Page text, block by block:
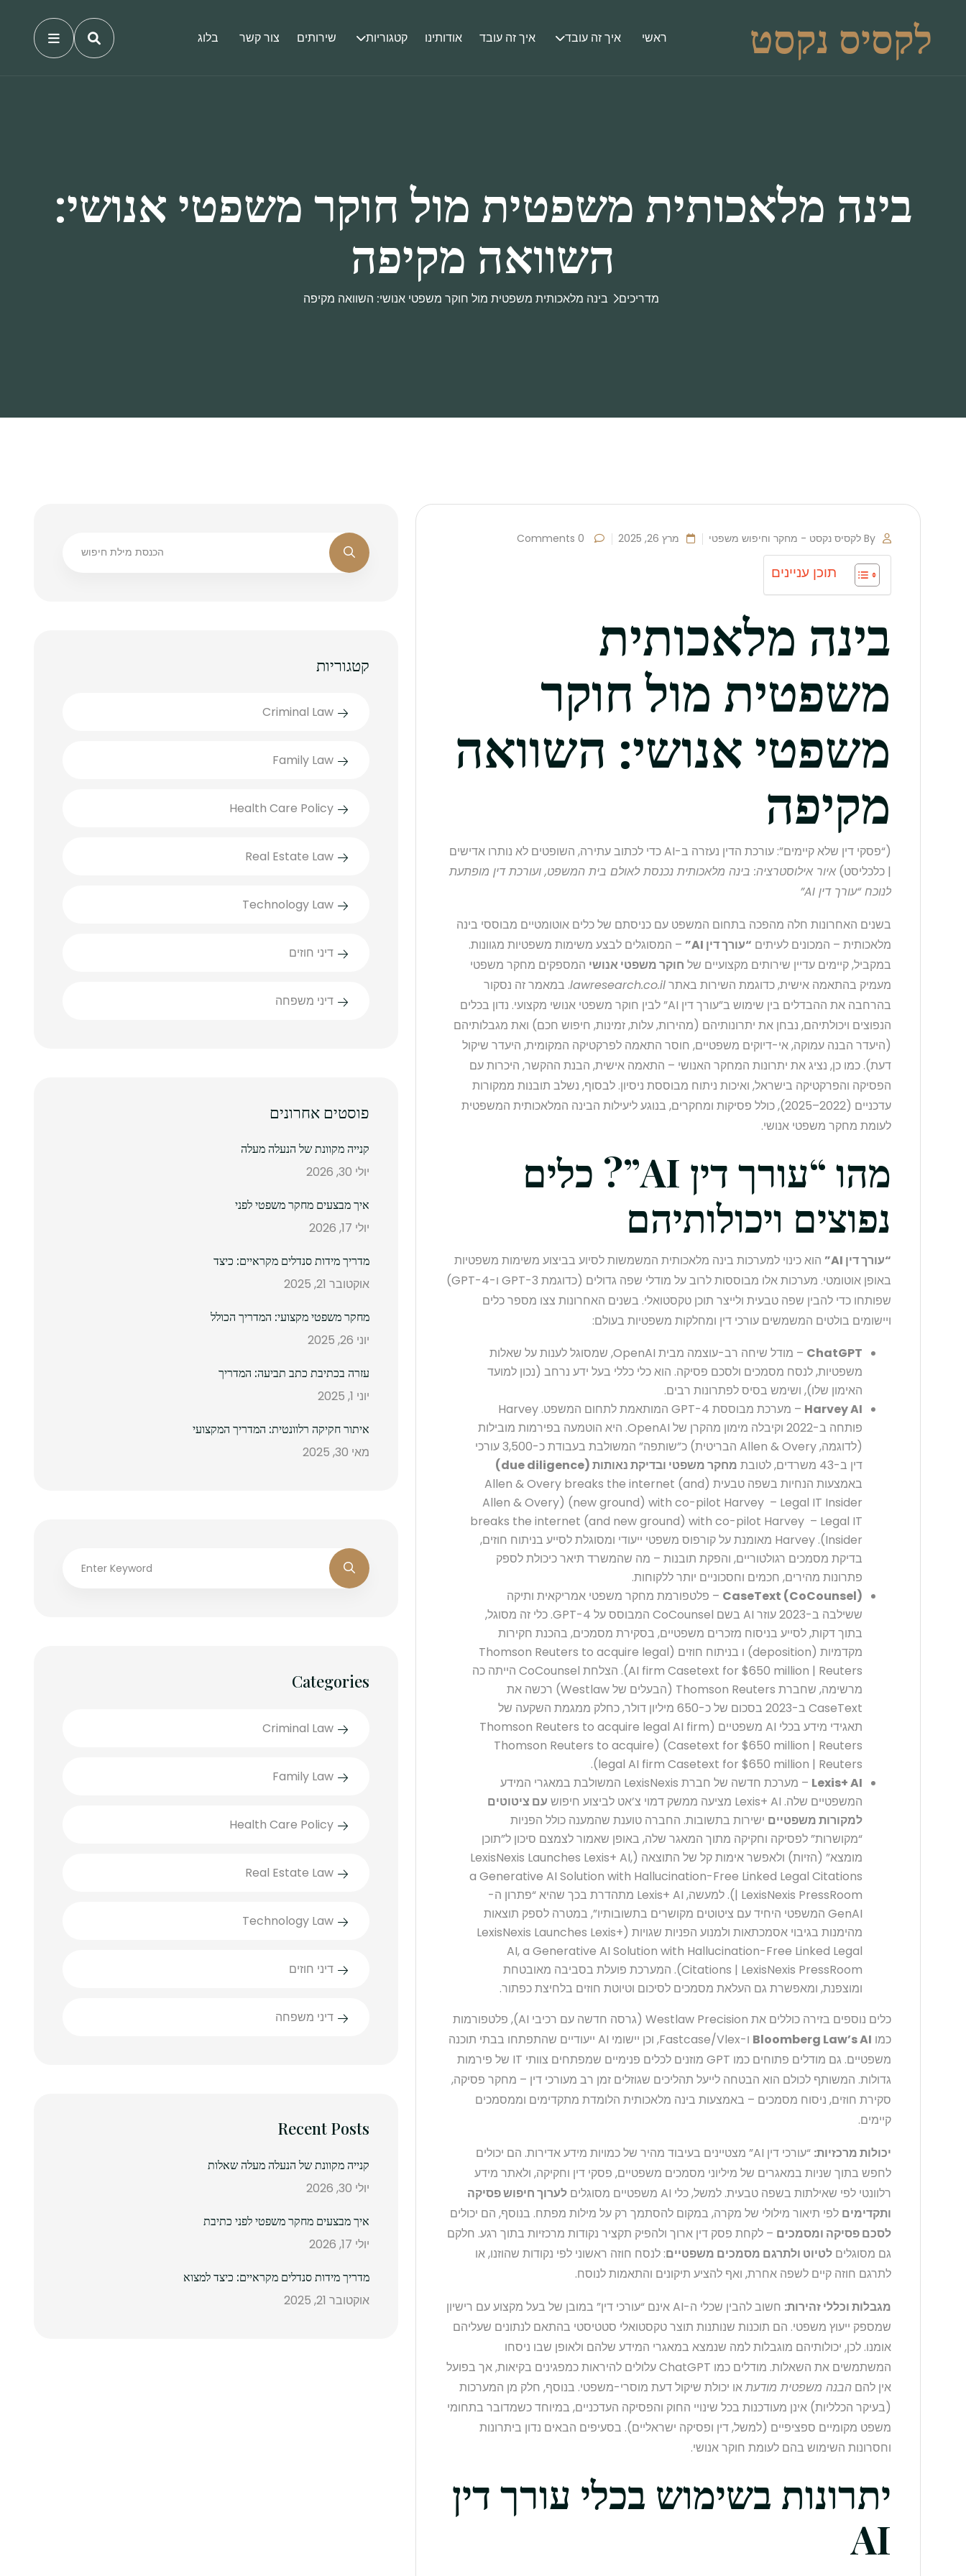
לקסיס נקסט ראשי איך זה עובד איך זה עובד אודותינו קטגוריות שירותים צור קשר בלוג
בינה מלאכותית משפטית מול חוקר משפטי אנושי:
השוואה מקיפה
מדריכים בינה מלאכותית משפטית מול חוקר משפטי אנושי: השוואה מקיפה
By לקסיס נקסט - מחקר וחיפוש משפטי מרץ 26, 2025
תוכן עניינים
בינה מלאכותית
משפטית מול חוקר
משפטי אנושי: השוואה
מקיפה
(“פסקי דין שלא קיימים”: עורכת הדין נעזרה ב-AI כדי לכתוב עתירה, השופטים לא נותרו אדישים
| כלכליסט) איור אילוסטרציה: בינה מלאכותית נכנסת לאולם בית המשפט, ועורכת דין מופתעת
לנוכח “עורך דין AI”
בשנים האחרונות חלה מהפכה בתחום המשפט עם כניסתם של כלים אוטומטיים מבוססי בינה
מלאכותית – המכונים לעיתים “עורך דין AI”
– המסוגלים לבצע משימות משפטיות מגוונות.
במקביל, קיימים עדיין שירותים מקצועיים של חוקר משפטי אנושי המספקים מחקר משפטי
מעמיק בהתאמה אישית, כדוגמת השירות באתרlawresearch.co.il. במאמר זה נסקור
בהרחבה את ההבדלים בין שימוש ב”עורך דין AI” לבין חוקר משפטי אנושי מקצועי. נדון בכלים
הנפוצים ויכולתיהם, נבחן את יתרונותיהם (מהירות, עלות, זמינות, חיפוש חכם) ואת מגבלותיהם
(היעדר הבנה עמוקה, אי-דיוקים משפטיים, חוסר התאמה לפרקטיקה המקומית, היעדר שיקול
דעת). כמו כן, נציג את יתרונות המחקר האנושי – התאמה אישית, הבנת ההקשר, היכרות עם
הפסיקה והפרקטיקה בישראל, ואיכות ניתוח מבוססת ניסיון. לבסוף, נשלב תובנות ממקורות
עדכניים (2022–2025), כולל פסיקות ומחקרים, בנוגע ליעילות הבינה המלאכותית המשפטית
לעומת מחקר משפטי אנושי.
מהו “עורך דין AI”? כלים
נפוצים ויכולותיהם
“עורך דין AI”
הוא כינוי למערכות בינה מלאכותית המשמשות לסיוע בביצוע משימות משפטיות
באופן אוטומטי. מערכות אלו מבוססות לרוב על מודלי שפה גדולים (כדוגמת GPT-3 ו-GPT-4)
שפותחו כדי להבין שפה טבעית ולייצר תוכן טקסטואלי. בשנים האחרונות צצו מספר כלים
ויישומים בולטים המשמשים עורכי דין ומחלקות משפטיות בעולם:
ChatGPT
– מודל שיחה רב-עוצמה מבית OpenAI, שמסוגל לענות על שאלות
משפטיות, לנסח מסמכים ולסכם פסיקה. הוא כלי כללי בעל ידע נרחב (נכון למועד
האימון שלו), ושימש בסיס לפתרונות רבים.
Harvey AI
– מערכת מבוססת GPT-4 המותאמת לתחום המשפט. Harvey
פותחה ב-2022 וקיבלה מימון מהקרן של OpenAI. היא הוטמעה בפירמות מובילות
(לדוגמה, Allen & Overy הבריטית) כ”שותפה” המשולבת בעבודת כ-3,500 עורכי
דין ב-43 משרדים, לטובת
מחקר משפטי ובדיקת נאותות (due diligence)
באמצעות הנחיות בשפה טבעית (Allen & Overy breaks the internet (and
new ground) with co-pilot Harvey – Legal IT Insider) (Allen & Overy
breaks the internet (and new ground) with co-pilot Harvey – Legal IT
Insider). Harvey מאומנת על קורפוס משפטי ייעודי ומסוגלת לסייע בניתוח חוזים,
בדיקת מסמכים רגולטוריים, והפקת תובנות – מה שהמשרד תיאר כיכולת לספק
פתרונות מהירים, חכמים וחסכוניים יותר ללקוחות.
CaseText (CoCounsel) – פלטפורמת מחקר משפטי אמריקאית ותיקה
ששילבה ב-2023 עוזר AI בשם CoCounsel המבוסס על GPT-4. כלי זה מסוגל,
בתוך דקות, לסייע בניסוח מזכרים משפטיים, בסקירת מסמכים, בהכנת חקירות
מקדמיות (deposition) ו בניתוח חוזים (Thomson Reuters to acquire legal
AI firm Casetext for $650 million | Reuters). הצלחת CoCounsel הייתה כה
מרשימה, שחברת Thomson Reuters (הבעלים של Westlaw) רכשה את
CaseText ב-2023 בסכום של כ-650 מיליון דולר, כחלק ממגמת השקעה של
תאגידי מידע בכלי AI משפטיים (Thomson Reuters to acquire legal AI firm
Casetext for $650 million | Reuters) (Thomson Reuters to acquire
legal AI firm Casetext for $650 million | Reuters).
Lexis+ AI
– מערכת חדשה של חברת LexisNexis המשולבת במאגרי המידע
המשפטיים שלה. Lexis+ AI מציעה ממשק דמוי צ’אט לביצוע חיפוש
עם ציטוטים
למקורות משפטיים ישירות בתשובות. החברה טוענת שהמענה כולל הפניות
“מקושרות” לפסיקה וחקיקה מתוך המאגר שלה, באופן שאמור לצמצם סיכון ל”תוכן
מומצא” (הזיות) ולאפשר אימות קל של התוצאה (LexisNexis Launches Lexis+ AI,
a Generative AI Solution with Hallucination-Free Linked Legal Citations
| LexisNexis PressRoom). למעשה, Lexis+ AI מתהדרת בכך שהיא “פתרון ה-
GenAI המשפטי היחיד עם ציטוטים מקושרים בתשובותיו”, במטרה לספק תוצאות
מהימנות בגיבוי אסמכתאות ולמנוע הפניות שגויות (LexisNexis Launches Lexis+
AI, a Generative AI Solution with Hallucination-Free Linked Legal
Citations | LexisNexis PressRoom). המערכת פועלת בסביבה מאובטחת
ומוצפנת, ומאפשרת גם העלאת מסמכים לסיכום וטיוטת חוזים בלחיצת כפתור.
כלים נוספים בזירה כוללים את Westlaw Precision (גרסה חדשה עם רכיבי AI), פלטפורמות
כמו Bloomberg Law’s AI
ו-Fastcase/Vlex, וכן יישומי AI ייעודיים שהתפתחו בבתי תוכנה
משפטיים. גם מודלים פתוחים כמו GPT מוזנים לכלים פנימיים שמפתחים צוותי IT של פירמות
גדולות. המשותף לכולם הוא הבטחה לייעל תהליכים שגוזלים זמן רב מעורכי דין – מחקר פסיקה,
סקירת חוזים, ניסוח מסמכים – באמצעות בינה מלאכותית הלומדת מתקדימים וממסמכים
קיימים.
יכולות מרכזיות:
“עורכי דין AI” מצטיינים בעיבוד מהיר של כמויות מידע אדירות. הם יכולים
לחפש בתוך שניות במאגרים של מיליוני מסמכים משפטיים, פסקי דין וחקיקה, ולאתר מידע
רלוונטי לפי שאילתות בשפה טבעית. למשל, כלי AI משפטיים מסוגלים
לערוך חיפוש פסיקה
ותקדימים לפי תיאור מילולי של מקרה, במקום להסתמך רק על מילות מפתח. בנוסף, הם יכולים
לסכם פסיקה ומסמכים – לקחת פסק דין ארוך ולהפיק תקציר נקודות מרכזיות בתוך רגע. חלקם
גם מסוגלים לטיוט ולתרגם מסמכים משפטיים: לנסח חוזה ראשוני לפי נקודות שהוזנו, או
לתרגם חוזה קיים לשפה אחרת, ואף להציע תיקונים והתאמות לנוסח.
מגבלות וכללי זהירות:
חשוב להבין שכלי ה-AI אינם “עורכי דין” במובן של בעל מקצוע עם רישיון
שמספק ייעוץ משפטי. הם תוכנות שנותנות תוצר טקסטואלי סטטיסטי בהתאם לנתונים שעליהם
אומנו. לכן, יכולותיהם מוגבלות למה שנמצא במאגרי המידע שלהם ולאופן שבו ניסחו
המשתמשים את השאלות. מודלים כמו ChatGPT עלולים להיראות כמפגינים בקיאות, אך בפועל
אין להם הבנה משפטית מודעתאו יכולת שיקול דעת מוסרי-משפטי. בנוסף, חלק מן המערכות
(בעיקר הכלליות) אינן מעודכנות בכל שינויי החוק והפסיקה העדכניים, במיוחד כשמדובר בתחומי
משפט מקומיים ספציפיים (למשל, דין ופסיקה ישראליים). בסעיפים הבאים נדון ביתרונות
וחסרונות השימוש בהם לעומת חוקר אנושי.
יתרונות בשימוש בכלי עורך דין
AI
קטגוריות
Criminal Law
Family Law
Health Care Policy
Real Estate Law
Technology Law
דיני חוזים
דיני משפחה
פוסטים אחרונים
קנייה מקוונת של הנעלה מעלה
יולי 30, 2026
איך מבצעים מחקר משפטי לפני
יולי 17, 2026
מדריך מידות סנדלים מקראיים: כיצד
אוקטובר 21, 2025
מחקר משפטי מקצועי: המדריך הכולל
יוני 26, 2025
עזרה בכתיבת כתב תביעה: המדריך
יוני 1, 2025
איתור חקיקה רלוונטית: המדריך המקצועי
מאי 30, 2025
Categories
Criminal Law
Family Law
Health Care Policy
Real Estate Law
Technology Law
דיני חוזים
דיני משפחה
Recent Posts
קנייה מקוונת של הנעלה מעלה שאלות
יולי 30, 2026
איך מבצעים מחקר משפטי לפני כתיבת
יולי 17, 2026
מדריך מידות סנדלים מקראיים: כיצד למצוא
אוקטובר 21, 2025